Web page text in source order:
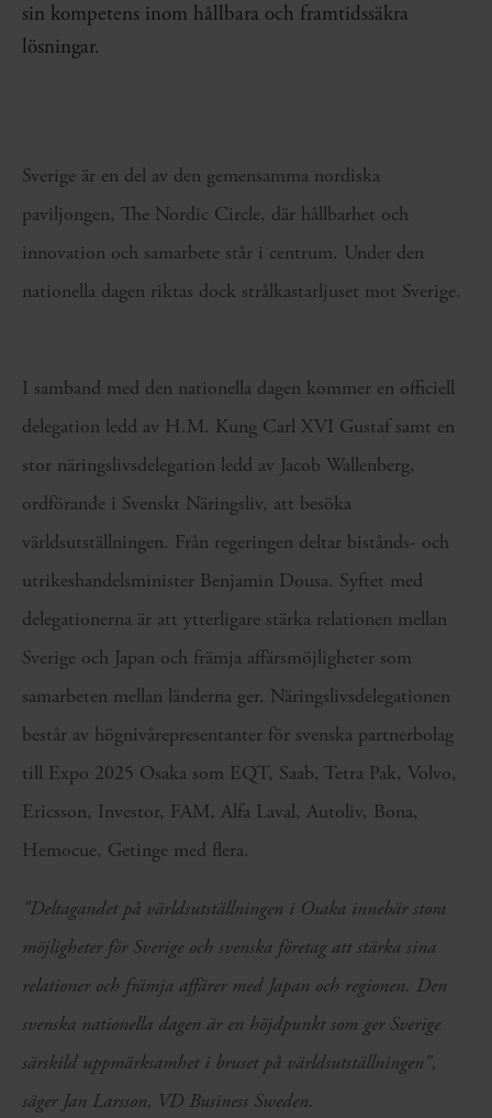
sin kompetens inom hållbara och framtidssäkra
lösningar.
Sverige är en del av den gemensamma nordiska
paviljongen, The Nordic Circle, där hållbarhet och
innovation och samarbete står i centrum. Under den
nationella dagen riktas dock strålkastarljuset mot Sverige.
I samband med den nationella dagen kommer en officiell
delegation ledd av H.M. Kung Carl XVI Gustaf samt en
stor näringslivsdelegation ledd av Jacob Wallenberg,
ordförande i Svenskt Näringsliv, att besöka
världsutställningen. Från regeringen deltar bistånds- och
utrikeshandelsminister Benjamin Dousa. Syftet med
delegationerna är att ytterligare stärka relationen mellan
Sverige och Japan och främja affärsmöjligheter som
samarbeten mellan länderna ger. Näringslivsdelegationen
består av högnivårepresentanter för svenska partnerbolag
till Expo 2025 Osaka som EQT, Saab, Tetra Pak, Volvo,
Ericsson, Investor, FAM, Alfa Laval, Autoliv, Bona,
Hemocue, Getinge med flera.
"Deltagandet på världsutställningen i Osaka innebär stora
möjligheter för Sverige och svenska företag att stärka sina
relationer och främja affärer med Japan och regionen. Den
svenska nationella dagen är en höjdpunkt som ger Sverige
särskild uppmärksamhet i bruset på världsutställningen",
säger Jan Larsson, VD Business Sweden.